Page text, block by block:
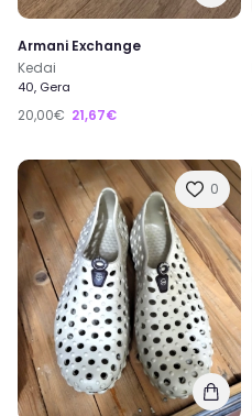
Armani Exchange
Kedai
40, Gera
20,00€ 21,67€
0